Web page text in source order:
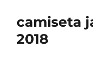
camiseta
2018